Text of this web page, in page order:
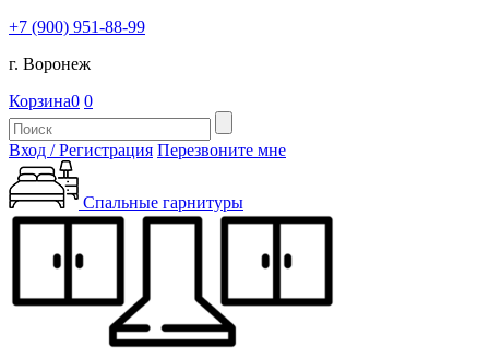
+7 (900) 951-88-99
г. Воронеж
Корзина0 0
Вход / Регистрация Перезвоните мне
Спальные гарнитуры